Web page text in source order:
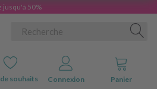
jusqu'à 50%
souhaits Connexion Panier